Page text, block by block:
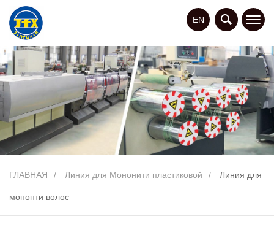
EN
ГЛАВНАЯ Линия для Мононити пластиковой Линия для
мононти волос